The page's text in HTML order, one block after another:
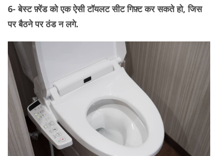
6- बेस्ट फ़्रेंड को एक ऐसी टॉयलट सीट गिफ़्ट कर सकते हो, जिस
पर बैठने पर ठंड न लगे.